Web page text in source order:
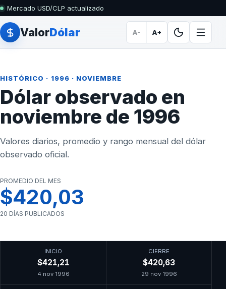
Mercado USD/CLP actualizado
ValorDólar A- A+
HISTÓRICO · 1996 · NOVIEMBRE
Dólar observado en
noviembre de 1996
Valores diarios, promedio y rango mensual del dólar
observado oficial.
PROMEDIO DEL MES
$420,03
20 DÍAS PUBLICADOS
INICIO
$421,21
4 nov 1996
CIERRE
$420,63
29 nov 1996